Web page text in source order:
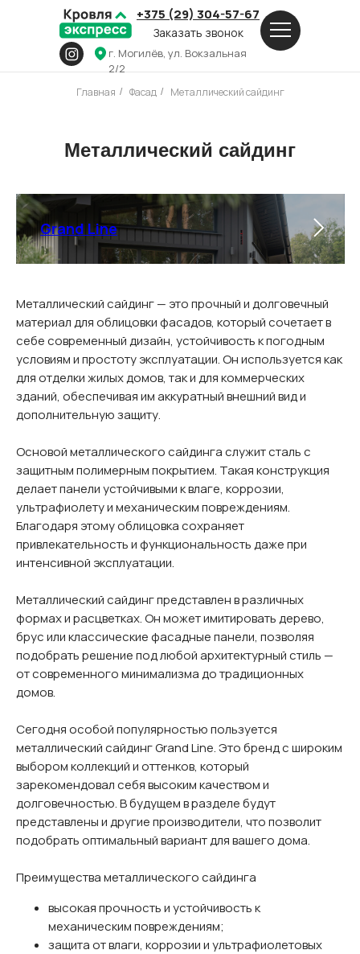
г. Могилёв, ул. Вокзальная
2/2
+375 (29) 304-57-67
Заказать звонок
Главная / Фасад / Металлический сайдинг
Металлический сайдинг
Grand Line
Металлический сайдинг — это прочный и долговечный
материал для облицовки фасадов, который сочетает в
себе современный дизайн, устойчивость к погодным
условиям и простоту эксплуатации. Он используется как
для отделки жилых домов, так и для коммерческих
зданий, обеспечивая им аккуратный внешний вид и
дополнительную защиту.
Основой металлического сайдинга служит сталь с
защитным полимерным покрытием. Такая конструкция
делает панели устойчивыми к влаге, коррозии,
ультрафиолету и механическим повреждениям.
Благодаря этому облицовка сохраняет
привлекательность и функциональность даже при
интенсивной эксплуатации.
Металлический сайдинг представлен в различных
формах и расцветках. Он может имитировать дерево,
брус или классические фасадные панели, позволяя
подобрать решение под любой архитектурный стиль —
от современного минимализма до традиционных
домов.
Сегодня особой популярностью пользуется
металлический сайдинг Grand Line. Это бренд с широким
выбором коллекций и оттенков, который
зарекомендовал себя высоким качеством и
долговечностью. В будущем в разделе будут
представлены и другие производители, что позволит
подобрать оптимальный вариант для вашего дома.
Преимущества металлического сайдинга
высокая прочность и устойчивость к
механическим повреждениям;
защита от влаги, коррозии и ультрафиолетовых